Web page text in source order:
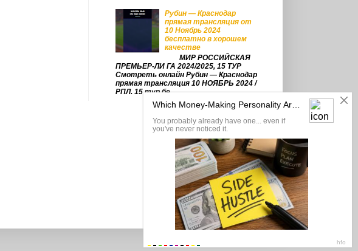
Рубин — Краснодар
прямая трансляция от
10 Ноябрь 2024
бесплатно в хорошем
качестве
МИР РОССИЙСКАЯ
ПРЕМЬЕР-ЛИ ГА 2024/2025, 15 ТУР
Смотреть онлайн Рубин — Краснодар
прямая трансляция 10 НОЯБРЬ 2024 /
РПЛ. 15 тур бе...